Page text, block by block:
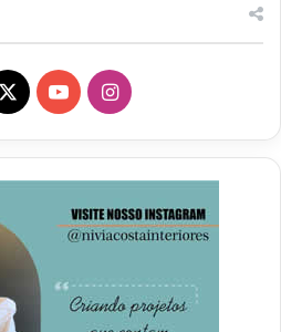
X YouTubeInstagram